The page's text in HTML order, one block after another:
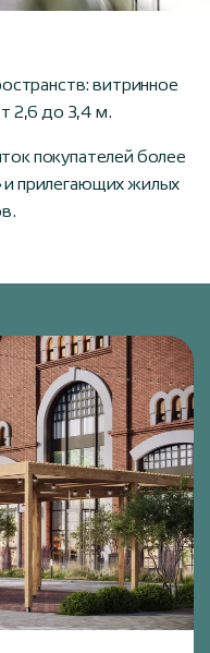
витринное
2,6 до 3,4 м.
покупателей более
прилегающих жилых